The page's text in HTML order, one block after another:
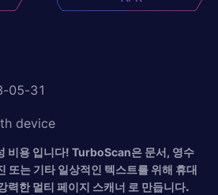
05-31
device
비용 입니다! TurboScan은 문서, 영수
또는 기타 일상적인 텍스트를 위해 휴대
력한 멀티 페이지 스캐너 로 만듭니다.